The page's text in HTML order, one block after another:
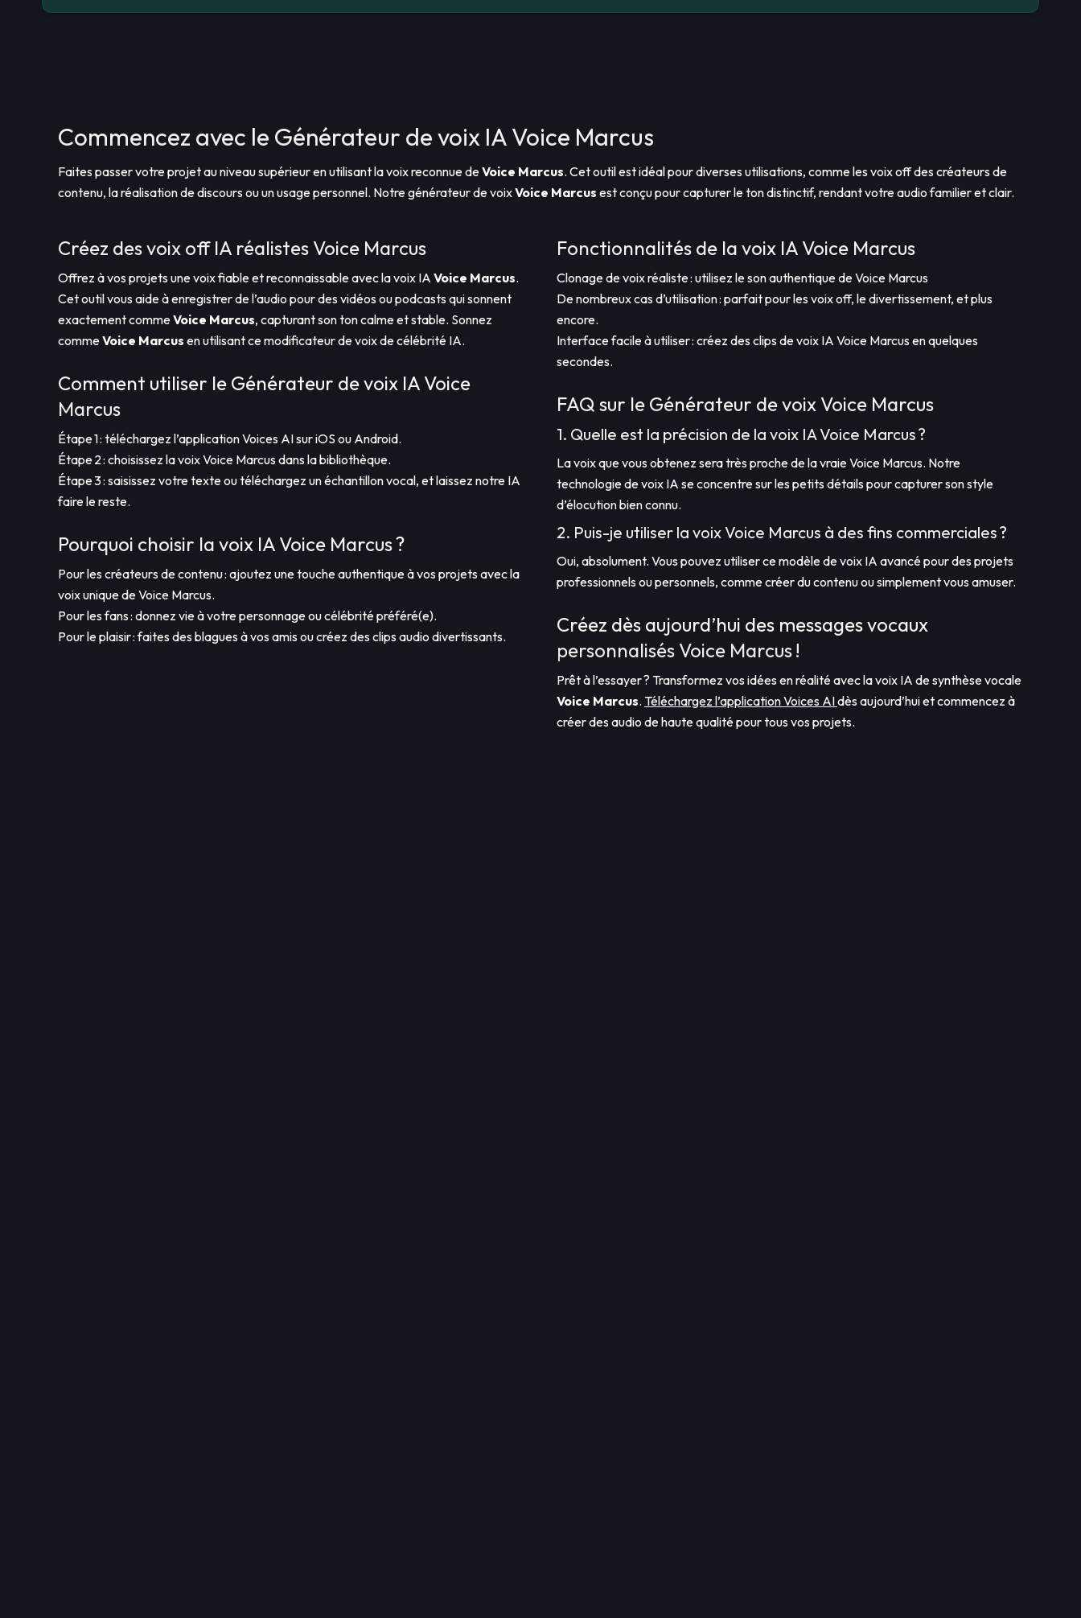
Commencez avec le Générateur de voix IA Voice Marcus
Faites passer votre projet au niveau supérieur en utilisant la voix reconnue deVoice Marcus. Cet outil est idéal pour diverses utilisations, comme les voix off des créateurs de
contenu, la réalisation de discours ou un usage personnel. Notre générateur de voixVoice Marcus est conçu pour capturer le ton distinctif, rendant votre audio familier et clair.
Créez des voix off IA réalistes Voice Marcus
Offrez à vos projets une voix fiable et reconnaissable avec la voix IA Voice Marcus.
Cet outil vous aide à enregistrer de l’audio pour des vidéos ou podcasts qui sonnent
exactement commeVoice Marcus, capturant son ton calme et stable. Sonnez
commeVoice Marcus en utilisant ce modificateur de voix de célébrité IA.
Comment utiliser le Générateur de voix IA Voice
Marcus
Étape 1 : téléchargez l’application Voices AI sur iOS ou Android.
Étape 2 : choisissez la voix Voice Marcus dans la bibliothèque.
Étape 3 : saisissez votre texte ou téléchargez un échantillon vocal, et laissez notre IA
faire le reste.
Pourquoi choisir la voix IA Voice Marcus ?
Pour les créateurs de contenu : ajoutez une touche authentique à vos projets avec la
voix unique de Voice Marcus.
Pour les fans : donnez vie à votre personnage ou célébrité préféré(e).
Pour le plaisir : faites des blagues à vos amis ou créez des clips audio divertissants.
Fonctionnalités de la voix IA Voice Marcus
Clonage de voix réaliste : utilisez le son authentique de Voice Marcus
De nombreux cas d’utilisation : parfait pour les voix off, le divertissement, et plus
encore.
Interface facile à utiliser : créez des clips de voix IA Voice Marcus en quelques
secondes.
FAQ sur le Générateur de voix Voice Marcus
1. Quelle est la précision de la voix IA Voice Marcus ?
La voix que vous obtenez sera très proche de la vraie Voice Marcus. Notre
technologie de voix IA se concentre sur les petits détails pour capturer son style
d’élocution bien connu.
2. Puis-je utiliser la voix Voice Marcus à des fins commerciales ?
Oui, absolument. Vous pouvez utiliser ce modèle de voix IA avancé pour des projets
professionnels ou personnels, comme créer du contenu ou simplement vous amuser.
Créez dès aujourd’hui des messages vocaux
personnalisés Voice Marcus !
Prêt à l’essayer ? Transformez vos idées en réalité avec la voix IA de synthèse vocale
Voice Marcus. Téléchargez l’application Voices AIdès aujourd’hui et commencez à
créer des audio de haute qualité pour tous vos projets.